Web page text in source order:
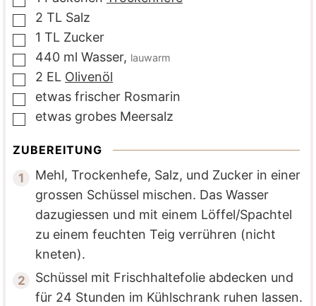
▢
2 TL Salz
▢
1 TL Zucker
▢
440 ml Wasser, lauwarm
▢
2 EL Olivenöl
▢
etwas frischer Rosmarin
▢
etwas grobes Meersalz
ZUBEREITUNG
Mehl, Trockenhefe, Salz, und Zucker in einer
grossen Schüssel mischen. Das Wasser
dazugiessen und mit einem Löffel/Spachtel
zu einem feuchten Teig verrühren (nicht
kneten).
Schüssel mit Frischhaltefolie abdecken und
für 24 Stunden im Kühlschrank ruhen lassen.